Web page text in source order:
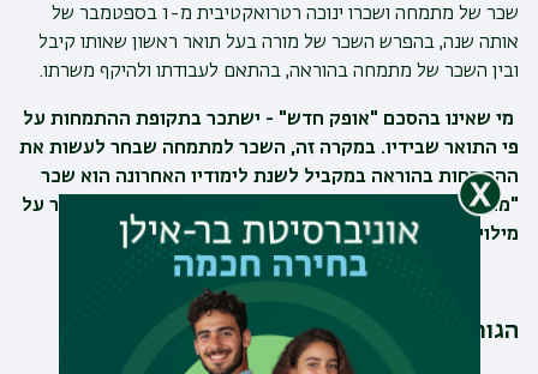
שכר של מתמחה ושכרו ינוכה רטרואקטיבית מ-1 בספטמבר של
אותה שנה, בהפרש השכר של מורה בעל תואר ראשון שאותו קיבל
ובין השכר של מתמחה בהוראה, בהתאם לעבודתו ולהיקף משרתו.
מי שאינו בהסכם "אופק חדש" - ישתכר בתקופת ההתמחות על
פי התואר שבידיו. במקרה זה, השכר למתמחה שבחר לעשות את
ההתמחות בהוראה במקביל לשנת לימודיו האחרונה הוא שכר
"מורה מוסמך בכיר" ובתנאי שיציג אישור מן המוסד המכשיר על
מילוי חובות הלימודים לשנים הקודמות.
הגורם המשלם